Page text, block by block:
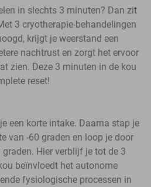
in slechts 3 minuten? Dan zit
3 cryotherapie-behandelingen
krijgt je weerstand een
nachtrust en zorgt het ervoor
zien. Deze 3 minuten in de kou
reset!
een korte intake. Daarna stap je
van -60 graden en loop je door
Hier verblijf je tot de 3
beïnvloedt het autonome
fysiologische processen in